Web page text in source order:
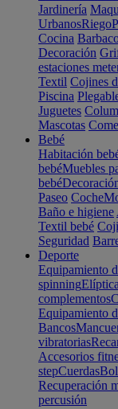
Jardinería
UrbanosRiego
Cocina
Decoración
estaciones
Textil Cojines
Piscina
Juguetes
Mascotas
Bebé
Habitación
bebéMuebles
bebé
Paseo Coche
Baño e higiene
Textil bebé
Seguridad
Deporte
Equipamiento
spinning
complementos
Equipamiento
Bancos
vibratorias
Accesorios
stepCuerdas
Recuperación
percusión